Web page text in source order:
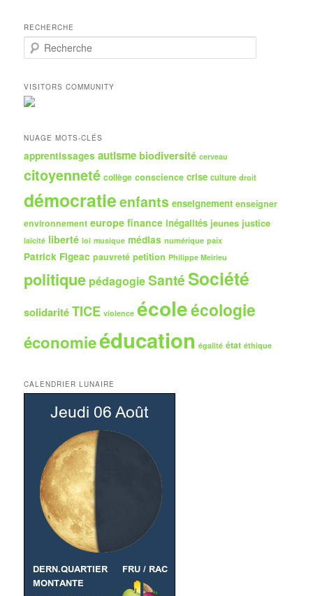
RECHERCHE
e
h
e
r
h
VISITORS COMMUNITY
NUAGE MOTS-CLÉS
apprentissages autisme biodiversité cerveau
citoyenneté collège conscience crise culture droit
démocratieenfants enseignement enseigner
environnement europe finance inégalités jeunes justice
laïcité liberté loi musique médias numérique paix
Patrick Figeac pauvreté petition Philippe Meirieu
politique pédagogieSantéSociété
solidaritéTICE violence écoleécologie
économieéducation égalité état éthique
CALENDRIER LUNAIRE